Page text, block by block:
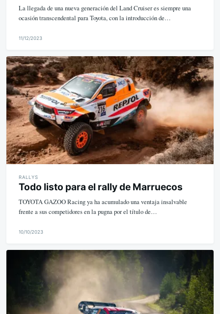
La llegada de una nueva generación del Land Cruiser es siempre una
ocasión transcendental para Toyota, con la introducción de…
i
k
e
11/12/2023
RALLYS
Todo listo para el rally de Marruecos
TOYOTA GAZOO Racing ya ha acumulado una ventaja insalvable
frente a sus competidores en la pugna por el título de…
10/10/2023